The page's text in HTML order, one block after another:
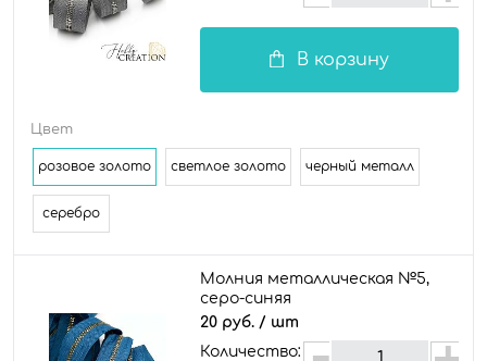
В корзину
Цвет
розовое золото светлое золото черный металл
серебро
Молния металлическая №5,
серо-синяя
20 руб. / шт
Количество: